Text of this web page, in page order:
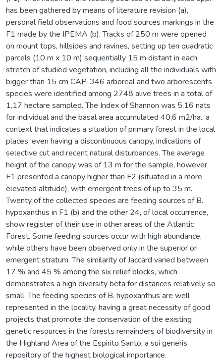
has been gathered by means of literature revision (a),
personal field observations and food sources markings in the
F1 made by the IPEMA (b). Tracks of 250 m were opened
on mount tops, hillsides and ravines, setting up ten quadratic
parcels (10 m x 10 m) sequentially 15 m distant in each
stretch of studied vegetation, including all the individuals with
bigger than 15 cm CAP. 346 arboreal and two arborescents
species were identified among 2748 alive trees in a total of
1,17 hectare sampled. The Index of Shannon was 5,16 nats
for individual and the basal area accumulated 40,6 m2/ha., a
context that indicates a situation of primary forest in the local
places, even having a discontinuous canopy, indications of
selective cut and recent natural disturbances. The average
height of the canopy was of 13 m for the sample, however
F1 presented a canopy higher than F2 (situated in a more
elevated altitude), with emergent trees of up to 35 m.
Twenty of the collected species are feeding sources of B.
hypoxanthus in F1 (b) and the other 24, of local occurrence,
show register of their use in other areas of the Atlantic
Forest. Some feeding sources occur with high abundance,
while others have been observed only in the superior or
emergent stratum. The similarity of Jaccard varied between
17 % and 45 % among the six relief blocks, which
demonstrates a high diversity beta for distances relatively so
small. The feeding species of B. hypoxanthus are well
represented in the locality, having a great necessity of good
projects that promote the conservation of the existing
genetic resources in the forests remainders of biodiversity in
the Highland Area of the Espirito Santo, a sui generis
repository of the highest biological importance.